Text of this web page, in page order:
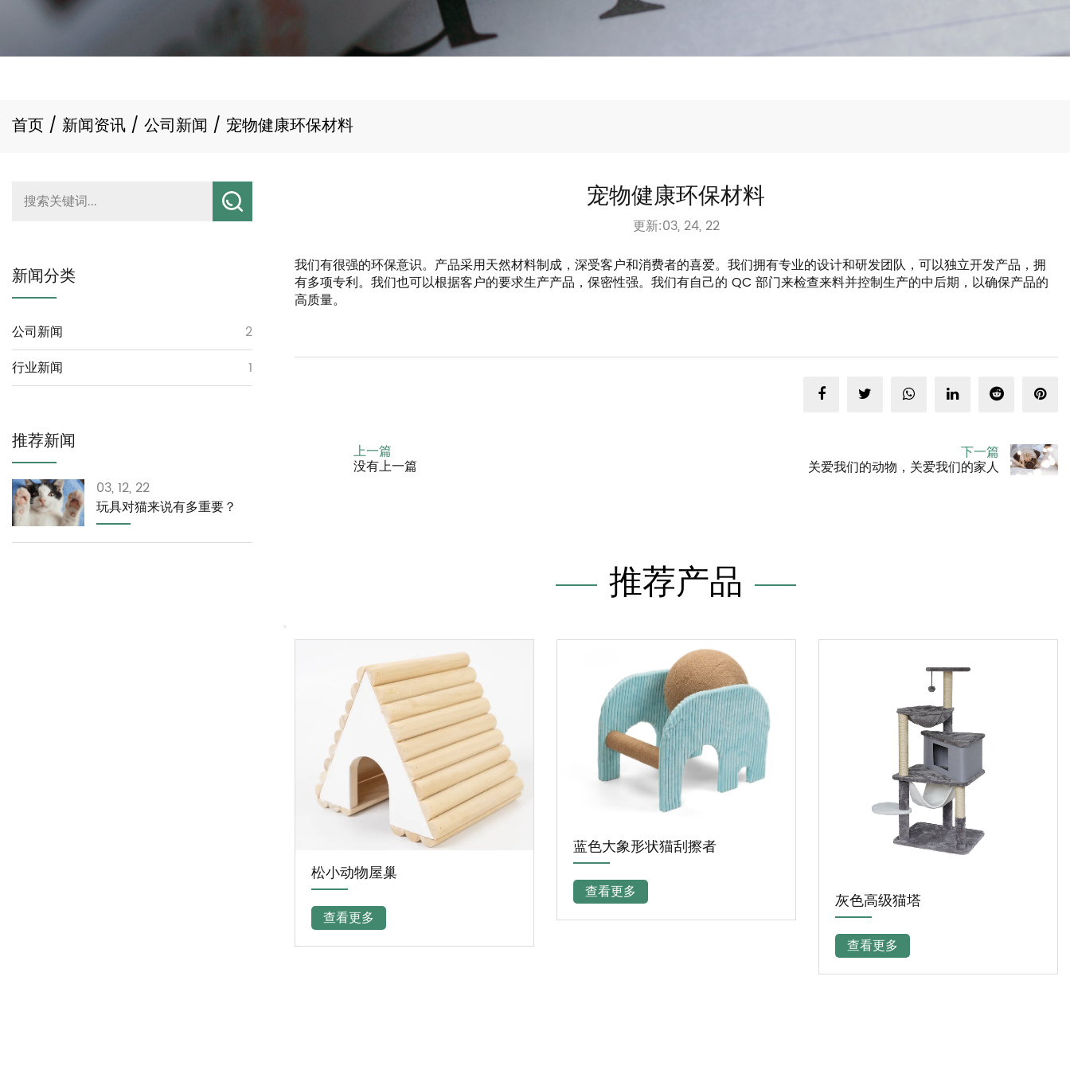
首页 / 新闻资讯 / 公司新闻 / 宠物健康环保材料
新闻分类
公司新闻
2
行业新闻
1
推荐新闻
03, 12, 22
玩具对猫来说有多重要？
宠物健康环保材料
更新:03, 24, 22
我们有很强的环保意识。产品采用天然材料制成，深受客户和消费者的喜爱。我们拥有专业的设计和研发团队，可以独立开发产品，拥
有多项专利。我们也可以根据客户的要求生产产品，保密性强。我们有自己的 QC 部门来检查来料并控制生产的中后期，以确保产品的
高质量。
上一篇
没有上一篇
下一篇
关爱我们的动物，关爱我们的家人
推荐产品
蓝色大象形状猫刮擦者
灰色高级猫塔